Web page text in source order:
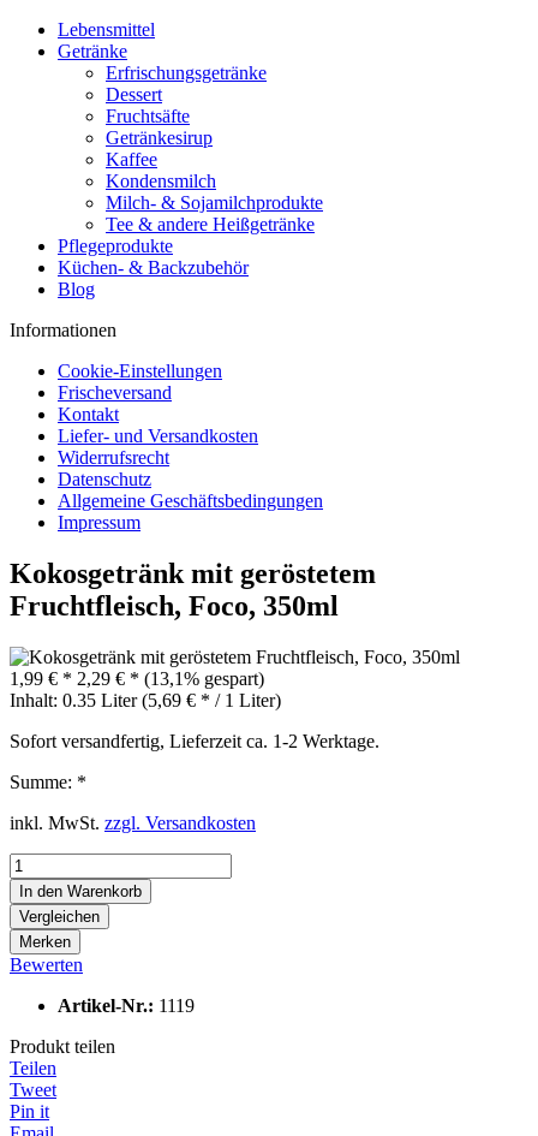
Lebensmittel
Getränke
Erfrischungsgetränke
Dessert
Fruchtsäfte
Getränkesirup
Kaffee
Kondensmilch
Milch- & Sojamilchprodukte
Tee & andere Heißgetränke
Pflegeprodukte
Küchen- & Backzubehör
Blog
Informationen
Cookie-Einstellungen
Frischeversand
Kontakt
Liefer- und Versandkosten
Widerrufsrecht
Datenschutz
Allgemeine Geschäftsbedingungen
Impressum
Kokosgetränk mit geröstetem
Fruchtfleisch, Foco, 350ml
1,99 € * 2,29 € * (13,1% gespart)
Inhalt: 0.35 Liter (5,69 € * / 1 Liter)
Sofort versandfertig, Lieferzeit ca. 1-2 Werktage.
Summe: *
inkl. MwSt. zzgl. Versandkosten
In den Warenkorb
Vergleichen
Merken
Bewerten
Artikel-Nr.: 1119
Produkt teilen
Teilen
Tweet
Pin it